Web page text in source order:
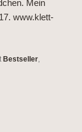
Mein
www.klett-
Bestseller